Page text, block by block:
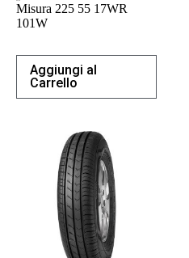
Misura 225 55 17WR
101W
Aggiungi al
Carrello